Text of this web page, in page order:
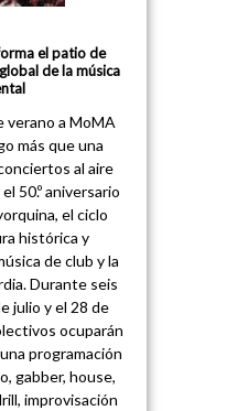
el patio de
de la música
verano a MoMA
más que una
al aire
50.º aniversario
el ciclo
histórica y
de club y la
Durante seis
julio y el 28 de
ocuparán
programación
gabber, house,
improvisación